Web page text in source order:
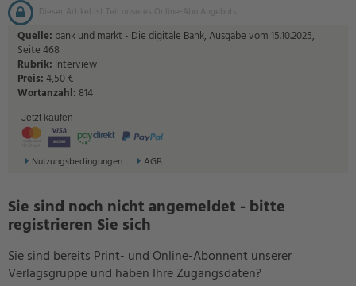
Dieser Artikel ist Teil unseres Online-Abo Angebots.
Quelle: bank und markt - Die digitale Bank, Ausgabe vom 15.10.2025,
Seite 468
Rubrik: Interview
Preis:4,50 €
Wortanzahl: 814
Jetzt kaufen
Nutzungsbedingungen AGB
Sie sind noch nicht angemeldet - bitte
registrieren Sie sich
Sie sind bereits Print- und Online-Abonnent unserer
Verlagsgruppe und haben Ihre Zugangsdaten?